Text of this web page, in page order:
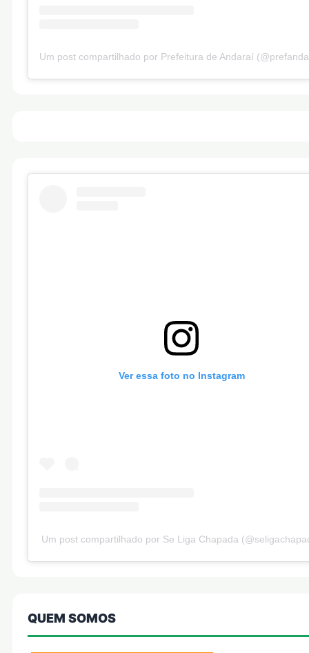
Um post compartilhado por Prefeitura de Andaraí
Ver essa foto no Instagram
Um post compartilhado por Se Liga Chapada
QUEM SOMOS